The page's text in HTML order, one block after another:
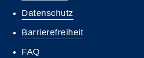
Datenschutz
Barrierefreiheit
FAQ